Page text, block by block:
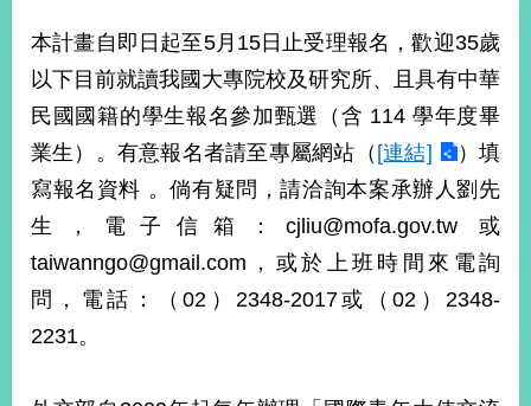
新
中
心
外
交
資
訊
國
與
區
本計畫自即日起至5月15日止受理報名，歡迎35歲
以下目前就讀我國大專院校及研究所、且具有中華
民國國籍的學生報名參加甄選（含 114 學年度畢
業生）。有意報名者請至專屬網站（ [連結]
）填
寫報名資料 。倘有疑問，請洽詢本案承辦人劉先
生，電子信箱：cjliu@mofa.gov.tw 或
taiwanngo@gmail.com，或於上班時間來電詢
問，電話：（02）2348-2017或（02）2348-
2231。